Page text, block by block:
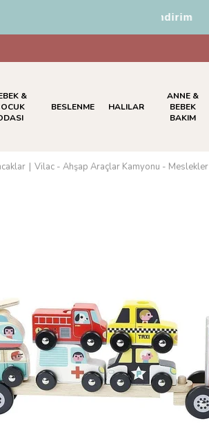
& EFT Ödemelerinde %5 İndirim
&
BESLENME HALILAR
ANNE &
BEBEK
BAKIM
Vilac - Ahşap Araçlar Kamyonu - Meslekler